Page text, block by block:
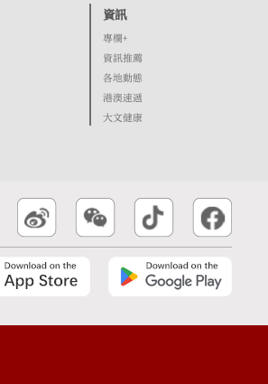
資訊
專欄+
資訊推薦
各地動態
港澳速遞
大文健康